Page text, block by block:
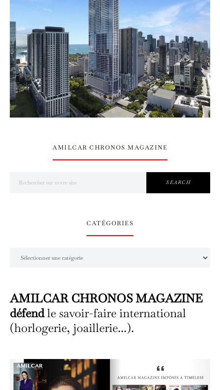
AMILCAR CHRONOS MAGAZINE
SEARCH
CATÉGORIES
AMILCAR CHRONOS MAGAZINE
défendle savoir-faire international
(horlogerie, joaillerie...).